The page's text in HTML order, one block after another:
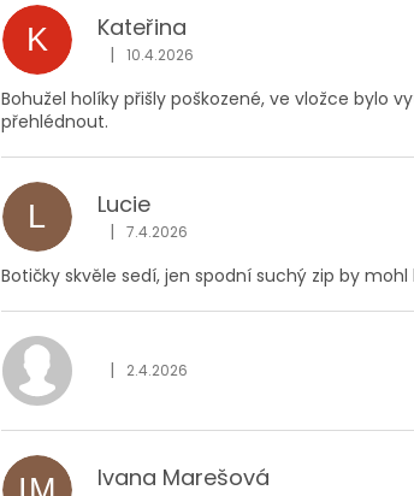
K Kateřina
Hodnocení obchodu je 5 z 5 hvězdiček.
| 10.4.2026
Bohužel holíky přišly poškozené, ve vložce bylo
přehlédnout.
L Lucie
Hodnocení obchodu je 5 z 5 hvězdiček.
| 7.4.2026
Botičky skvěle sedí, jen spodní suchý zip by
Hodnocení obchodu je 5 z 5 hvězdiček.
| 2.4.2026
Ivana Marešová